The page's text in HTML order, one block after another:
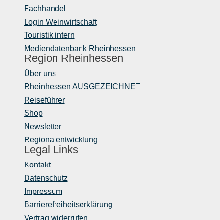
Fachhandel
Login Weinwirtschaft
Touristik intern
Mediendatenbank Rheinhessen
Region Rheinhessen
Über uns
Rheinhessen AUSGEZEICHNET
Reiseführer
Shop
Newsletter
Regionalentwicklung
Legal Links
Kontakt
Datenschutz
Impressum
Barrierefreiheitserklärung
Vertrag widerrufen